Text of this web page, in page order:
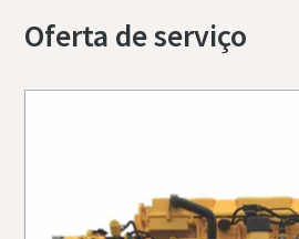
Oferta de serviço